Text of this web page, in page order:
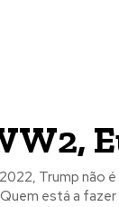
Trump não
está a